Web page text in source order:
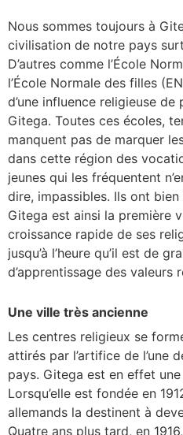
Nous sommes toujours à
civilisation de notre pays
D’autres comme l’École
l’École Normale des filles
d’une influence religieuse
Gitega. Toutes ces écoles,
manquent pas de marquer
dans cette région des
jeunes qui les fréquentent
dire, impassibles. Ils ont
Gitega est ainsi la première
croissance rapide de ses
jusqu’à l’heure qu’il est de
d’apprentissage des valeurs
Une ville très ancienne
Les centres religieux se
attirés par l’artifice de l’une
pays. Gitega est en effet
Lorsqu’elle est fondée en
allemands la destinent à
Quatre ans plus tard, en